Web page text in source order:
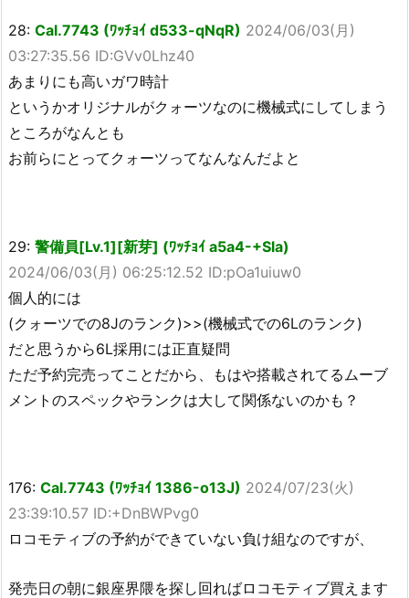
28: Cal.7743 (ﾜｯﾁｮｲ d533-qNqR) 2024/06/03(月)
03:27:35.56 ID:GVv0Lhz40
あまりにも高いガワ時計
というかオリジナルがクォーツなのに機械式にしてしまう
ところがなんとも
お前らにとってクォーツってなんなんだよと
29: 警備員[Lv.1][新芽] (ﾜｯﾁｮｲ a5a4-+Sla)
2024/06/03(月) 06:25:12.52 ID:pOa1uiuw0
個人的には
(クォーツでの8Jのランク)>>(機械式での6Lのランク)
だと思うから6L採用には正直疑問
ただ予約完売ってことだから、もはや搭載されてるムーブ
メントのスペックやランクは大して関係ないのかも？
176: Cal.7743 (ﾜｯﾁｮｲ 1386-o13J) 2024/07/23(火)
23:39:10.57 ID:+DnBWPvg0
ロコモティブの予約ができていない負け組なのですが、
発売日の朝に銀座界隈を探し回ればロコモティブ買えます